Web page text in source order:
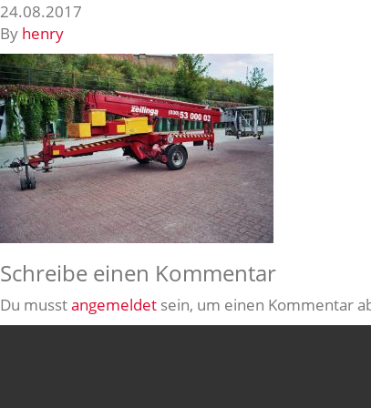
24.08.2017
By henry
Schreibe einen Kommentar
Du musstangemeldet sein, um einen Kommentar